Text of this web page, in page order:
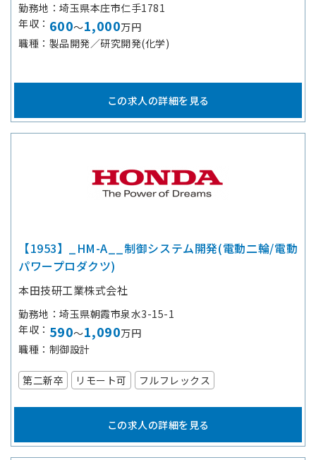
勤務地
埼玉県本庄市仁手1781
年収
600～1,000万円
職種
製品開発／研究開発(化学)
この求人の詳細を見る
【1953】_HM-A__制御システム開発(電動二輪/電動
パワープロダクツ)
本田技研工業株式会社
勤務地
埼玉県朝霞市泉水3-15-1
年収
590～1,090万円
職種
制御設計
第二新卒 リモート可 フルフレックス
この求人の詳細を見る